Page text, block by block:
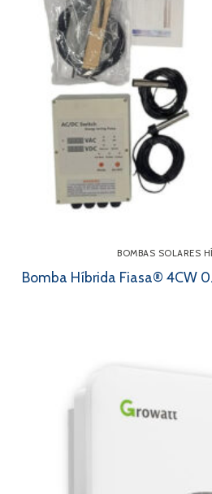
BOMBAS SOLARES
Bomba Híbrida Fiasa® 4CW